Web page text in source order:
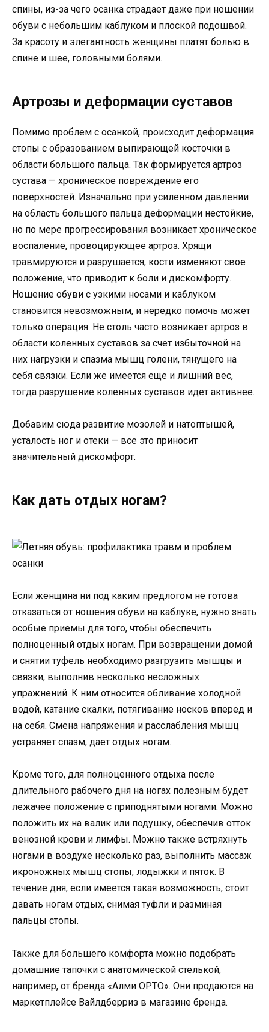
спины, из-за чего осанка страдает даже при ношении
обуви с небольшим каблуком и плоской подошвой.
За красоту и элегантность женщины платят болью в
спине и шее, головными болями.
Артрозы и деформации суставов
Помимо проблем с осанкой, происходит деформация
стопы с образованием выпирающей косточки в
области большого пальца. Так формируется артроз
сустава — хроническое повреждение его
поверхностей. Изначально при усиленном давлении
на область большого пальца деформации нестойкие,
но по мере прогрессирования возникает хроническое
воспаление, провоцирующее артроз. Хрящи
травмируются и разрушается, кости изменяют свое
положение, что приводит к боли и дискомфорту.
Ношение обуви с узкими носами и каблуком
становится невозможным, и нередко помочь может
только операция. Не столь часто возникает артроз в
области коленных суставов за счет избыточной на
них нагрузки и спазма мышц голени, тянущего на
себя связки. Если же имеется еще и лишний вес,
тогда разрушение коленных суставов идет активнее.
Добавим сюда развитие мозолей и натоптышей,
усталость ног и отеки — все это приносит
значительный дискомфорт.
Как дать отдых ногам?
Если женщина ни под каким предлогом не готова
отказаться от ношения обуви на каблуке, нужно знать
особые приемы для того, чтобы обеспечить
полноценный отдых ногам. При возвращении домой
и снятии туфель необходимо разгрузить мышцы и
связки, выполнив несколько несложных
упражнений. К ним относится обливание холодной
водой, катание скалки, потягивание носков вперед и
на себя. Смена напряжения и расслабления мышц
устраняет спазм, дает отдых ногам.
Кроме того, для полноценного отдыха после
длительного рабочего дня на ногах полезным будет
лежачее положение с приподнятыми ногами. Можно
положить их на валик или подушку, обеспечив отток
венозной крови и лимфы. Можно также встряхнуть
ногами в воздухе несколько раз, выполнить массаж
икроножных мышц стопы, лодыжки и пяток. В
течение дня, если имеется такая возможность, стоит
давать ногам отдых, снимая туфли и разминая
пальцы стопы.
Также для большего комфорта можно подобрать
домашние тапочки с анатомической стелькой,
например, от бренда «Алми ОРТО». Они продаются на
маркетплейсе Вайлдберриз в магазине бренда.